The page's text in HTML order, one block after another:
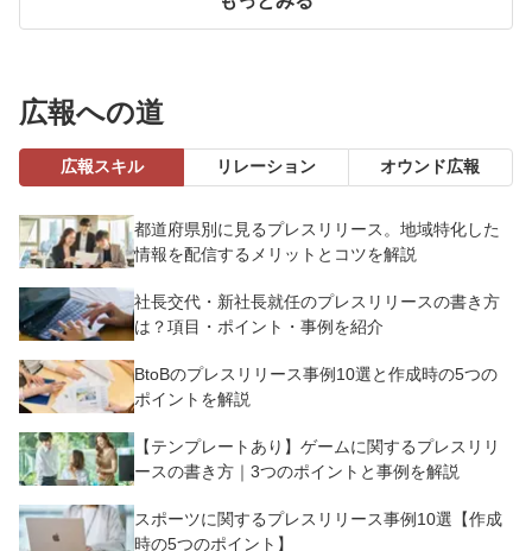
広報への道
広報スキル リレーション オウンド広報
都道府県別に見るプレスリリース。地域特化した
情報を配信するメリットとコツを解説
社長交代・新社長就任のプレスリリースの書き方
は？項目・ポイント・事例を紹介
BtoBのプレスリリース事例10選と作成時の5つの
ポイントを解説
【テンプレートあり】ゲームに関するプレスリリ
ースの書き方｜3つのポイントと事例を解説
スポーツに関するプレスリリース事例10選【作成
時の5つのポイント】